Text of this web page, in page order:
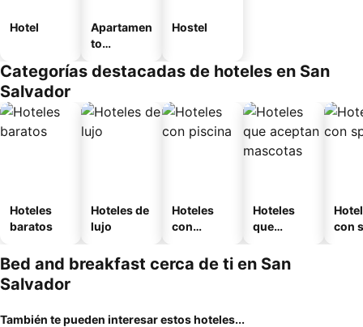
Hotel
Apartamen
to
o
Hostel
Categorías destacadas de hoteles en San
Salvador
Hoteles
baratos
Hoteles de
lujo
Hoteles
con
Hoteles
que
mascotas
con
Bed and breakfast cerca de ti en San
Salvador
También te pueden interesar estos hoteles...